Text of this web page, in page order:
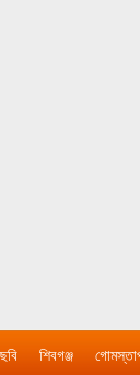
শিবগঞ্জ